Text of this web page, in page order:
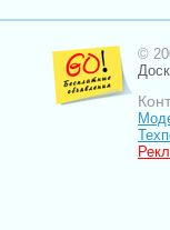
©